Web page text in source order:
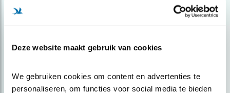
Deze website maakt gebruik van cookies
We gebruiken cookies om content en advertenties te
personaliseren, om functies voor social media te bieden
Meld je aan en ontvang nieuws, inspiratie, acties en tips
over vogels en activiteiten van Vogelbescherming.